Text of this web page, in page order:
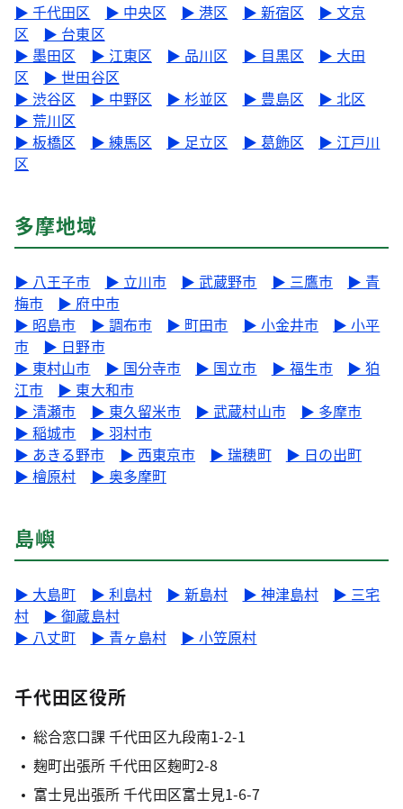
▶ 千代田区 ▶ 中央区 ▶ 港区 ▶ 新宿区
▶ 文京
区
▶ 台東区
▶ 墨田区
▶ 江東区 ▶ 品川区 ▶ 目黒区
▶ 大田
区
▶ 世田谷区
▶ 渋谷区
▶ 中野区 ▶ 杉並区 ▶ 豊島区
▶ 北区
▶ 荒川区
▶ 板橋区
▶ 練馬区 ▶ 足立区 ▶ 葛飾区
▶ 江戸川
区
多摩地域
▶ 八王子市 ▶ 立川市 ▶ 武蔵野市 ▶ 三鷹市
▶ 青
梅市
▶ 府中市
▶ 昭島市
▶ 調布市 ▶ 町田市 ▶ 小金井市
▶ 小平
市
▶ 日野市
▶ 東村山市
▶ 国分寺市 ▶ 国立市 ▶ 福生市
▶ 狛
江市
▶ 東大和市
▶ 清瀬市
▶ 東久留米市 ▶ 武蔵村山市
▶ 多摩市
▶ 稲城市
▶ 羽村市
▶ あきる野市
▶ 西東京市 ▶ 瑞穂町
▶ 日の出町
▶ 檜原村
▶ 奥多摩町
島嶼
▶ 大島町 ▶ 利島村 ▶ 新島村 ▶ 神津島村
▶ 三宅
村
▶ 御蔵島村
▶ 八丈町
▶ 青ヶ島村 ▶ 小笠原村
千代田区役所
総合窓口課 千代田区九段南1-2-1
麹町出張所 千代田区麹町2-8
富士見出張所 千代田区富士見1-6-7